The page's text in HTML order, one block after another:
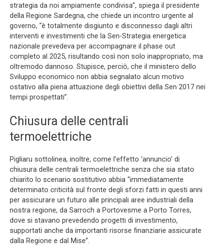
strategia da noi ampiamente condivisa”, spiega il presidente
della Regione Sardegna, che chiede un incontro urgente al
governo, “è totalmente disgiunto e disconnesso dagli altri
interventi e investimenti che la Sen-Strategia energetica
nazionale prevedeva per accompagnare il phase out
completo al 2025, risultando così non solo inappropriato, ma
oltremodo dannoso. Stupisce, perciò, che il ministero dello
Sviluppo economico non abbia segnalato alcun motivo
ostativo alla piena attuazione degli obiettivi della Sen 2017 nei
tempi prospettati”.
Chiusura delle centrali
termoelettriche
Pigliaru sottolinea, inoltre, come l’effetto ‘annuncio’ di
chiusura delle centrali termoelettriche senza che sia stato
chiarito lo scenario sostitutivo abbia “immediatamente
determinato criticità sul fronte degli sforzi fatti in questi anni
per assicurare un futuro alle principali aree industriali della
nostra regione, da Sarroch a Portovesme a Porto Torres,
dove si stavano prevedendo progetti di investimento,
supportati anche da importanti risorse finanziarie assicurate
dalla Regione e dal Mise”.